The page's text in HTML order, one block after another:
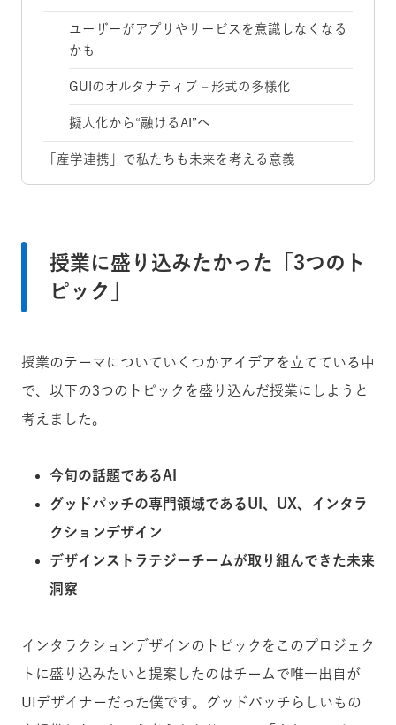
ユーザーがアプリやサービスを意識しなくなる
かも
GUIのオルタナティブ – 形式の多様化
擬人化から“融けるAI”へ
「産学連携」で私たちも未来を考える意義
授業に盛り込みたかった「3つのト
ピック」
授業のテーマについていくつかアイデアを立てている中
で、以下の3つのトピックを盛り込んだ授業にしようと
考えました。
今旬の話題であるAI
グッドパッチの専門領域であるUI、UX、インタラ
クションデザイン
デザインストラテジーチームが取り組んできた未来
洞察
インタラクションデザインのトピックをこのプロジェク
トに盛り込みたいと提案したのはチームで唯一出自が
UIデザイナーだった僕です。グッドパッチらしいもの